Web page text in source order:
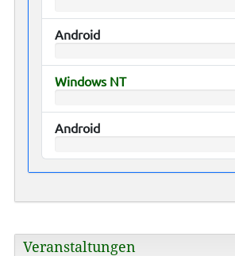
Android
Windows NT
Android
Veranstaltungen